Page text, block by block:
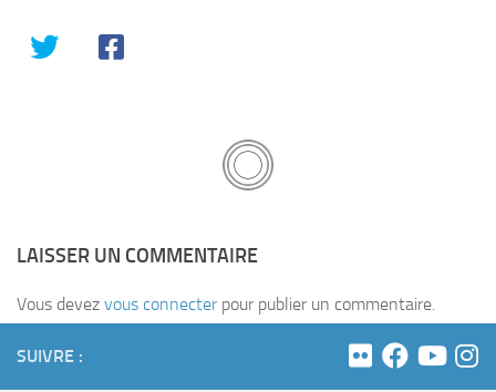
LAISSER UN COMMENTAIRE
Vous devez vous connecterpour publier un commentaire.
SUIVRE :